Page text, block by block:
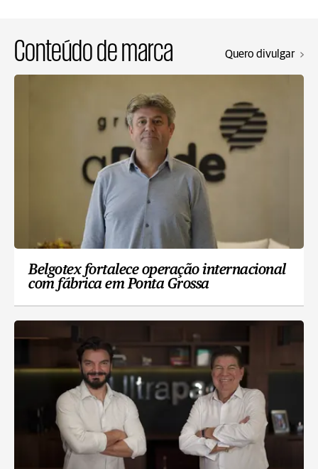
Conteúdo de marca Quero divulgar
Belgotex fortalece operação internacional
com fábrica em Ponta Grossa